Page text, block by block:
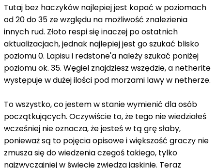
Tutaj bez haczyków najlepiej jest kopać w poziomach
od 20 do 35 ze względu na możliwość znalezienia
innych rud. Złoto respi się inaczej po ostatnich
aktualizacjach, jednak najlepiej jest go szukać blisko
poziomu 0. Lapisu i redstone'a należy szukać poniżej
poziomu ok. 35. Węgiel znajdziesz wszędzie, a netherite
występuje w dużej ilości pod morzami lawy w netherze.
To wszystko, co jestem w stanie wymienić dla osób
początkujących. Oczywiście to, że tego nie wiedziałeś
wcześniej nie oznacza, że jesteś w tą grę słaby,
ponieważ są to pojęcia opisowe i większość graczy nie
zmusza się do wiedzenia czegoś takiego, tylko
najzwyczajniej w świecie zwiedza jaskinie. Teraz